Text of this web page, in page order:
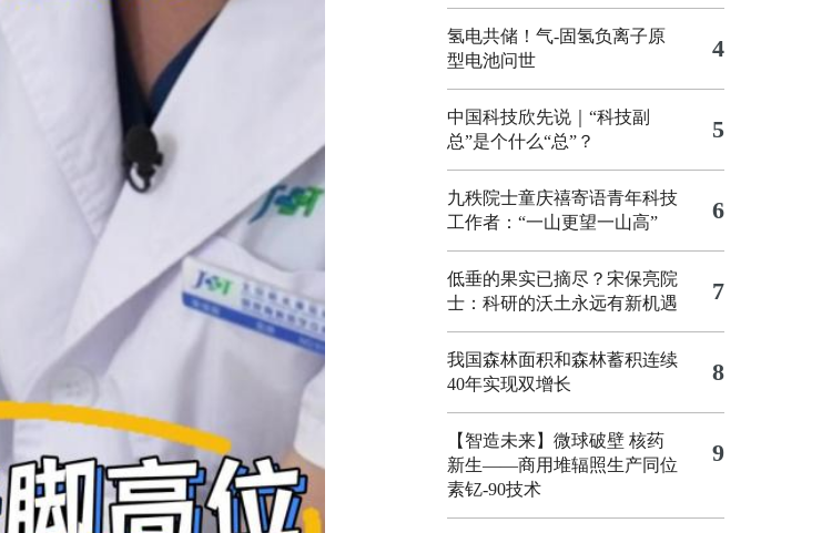
氢电共储！气-固氢负离子原
型电池问世
4
中国科技欣先说｜“科技副
总”是个什么“总”？
5
九秩院士童庆禧寄语青年科技
工作者：“一山更望一山高”
6
低垂的果实已摘尽？宋保亮院
士：科研的沃土永远有新机遇
7
我国森林面积和森林蓄积连续
40年实现双增长
8
【智造未来】微球破壁 核药
新生——商用堆辐照生产同位
素钇-90技术
9